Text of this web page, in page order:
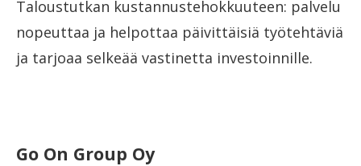
Taloustutkan kustannustehokkuuteen: palvelu
nopeuttaa ja helpottaa päivittäisiä työtehtäviä
ja tarjoaa selkeää vastinetta investoinnille.
Go On Group Oy